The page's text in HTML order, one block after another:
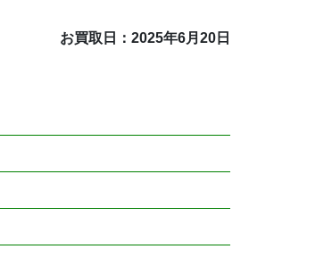
お買取日：2025年6月20日